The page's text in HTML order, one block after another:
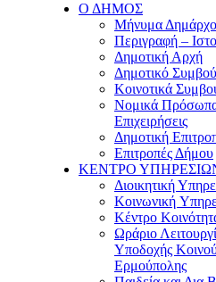
Ο ΔΗΜΟΣ
Μήνυμα
Περιγραφή –
Δημοτική Αρχή
Δημοτικό
Κοινοτικά
Νομικά
Επιχειρήσεις
Δημοτική
Επιτροπές Δήμου
ΚΕΝΤΡΟ
Διοικητική
Κοινωνική
Κέντρο
Ωράριο
Υποδοχής
Ερμούπολης